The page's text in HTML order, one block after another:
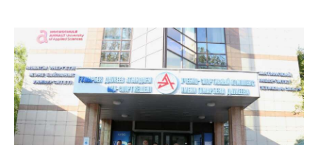
Видео
Barys Sport